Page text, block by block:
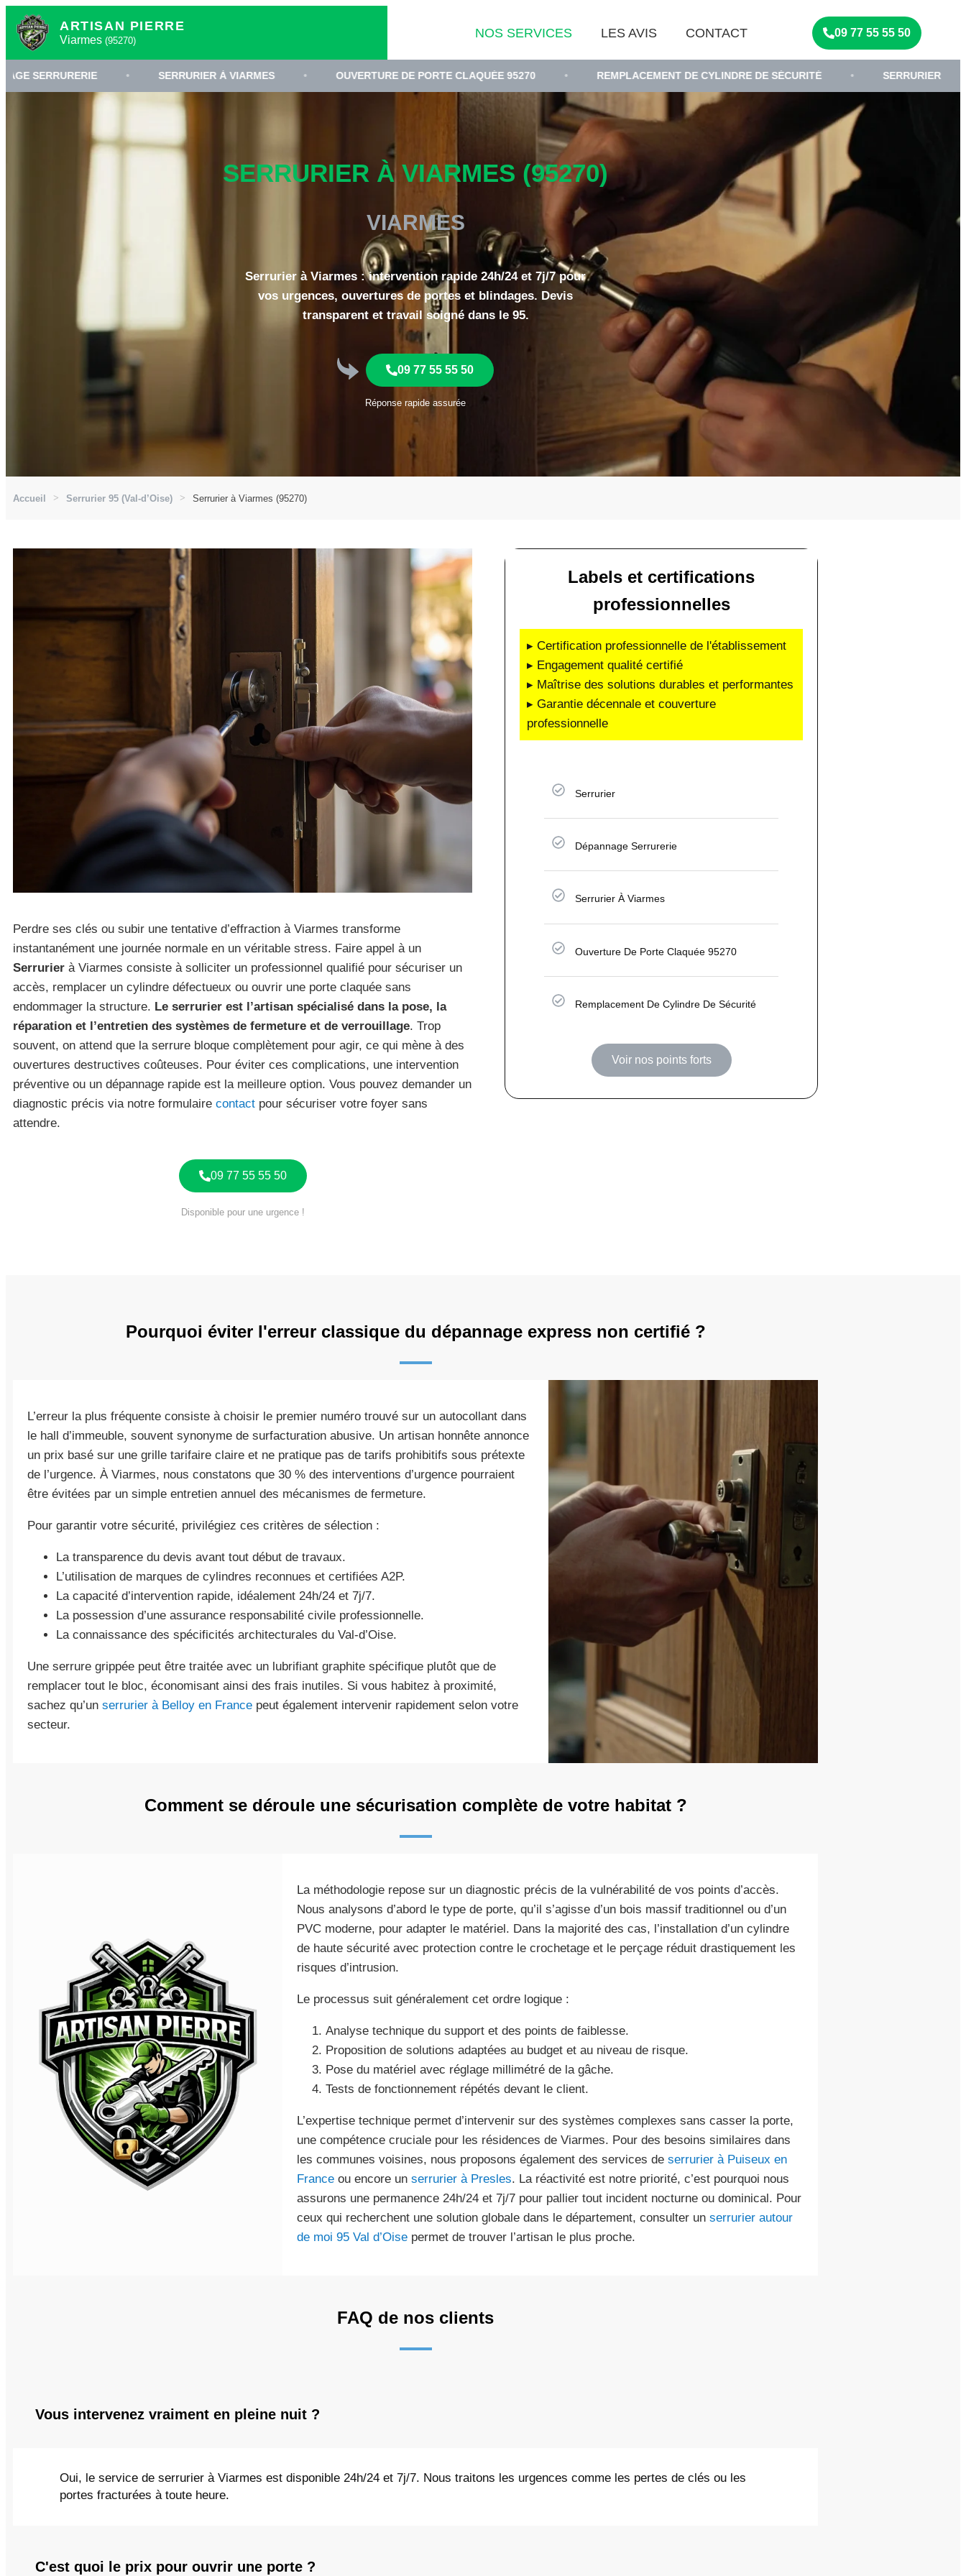
ARTISAN PIERRE
Viarmes (95270)
NOS SERVICES LES AVIS CONTACT 09 77 55 55 50
• SERRURIER À VIARMES • OUVERTURE DE PORTE CLAQUÉE 95270 • REMPLACEMENT DE CYLINDRE DE SÉCURITÉ • SERRURIER •
SERRURIER À VIARMES (95270)
VIARMES
Serrurier à Viarmes : intervention rapide 24h/24 et 7j/7 pour
vos urgences, ouvertures de portes et blindages. Devis
transparent et travail soigné dans le 95.
09 77 55 55 50
Réponse rapide assurée
Accueil Serrurier 95 (Val-d’Oise) Serrurier à Viarmes (95270)
Perdre ses clés ou subir une tentative d’effraction à Viarmes transforme
instantanément une journée normale en un véritable stress. Faire appel à un
Serrurier à Viarmes consiste à solliciter un professionnel qualifié pour sécuriser un
accès, remplacer un cylindre défectueux ou ouvrir une porte claquée sans
endommager la structure. Le serrurier est l’artisan spécialisé dans la pose, la
réparation et l’entretien des systèmes de fermeture et de verrouillage. Trop
souvent, on attend que la serrure bloque complètement pour agir, ce qui mène à des
ouvertures destructives coûteuses. Pour éviter ces complications, une intervention
préventive ou un dépannage rapide est la meilleure option. Vous pouvez demander un
diagnostic précis via notre formulaire contact pour sécuriser votre foyer sans
attendre.
09 77 55 55 50
Disponible pour une urgence !
Labels et certifications
professionnelles
▸ Certification professionnelle de l'établissement
▸ Engagement qualité certifié
▸ Maîtrise des solutions durables et performantes
▸ Garantie décennale et couverture
professionnelle
Serrurier
Dépannage Serrurerie
Serrurier À Viarmes
Ouverture De Porte Claquée 95270
Remplacement De Cylindre De Sécurité
Voir nos points forts
Pourquoi éviter l'erreur classique du dépannage express non certifié ?
L’erreur la plus fréquente consiste à choisir le premier numéro trouvé sur un autocollant dans
le hall d’immeuble, souvent synonyme de surfacturation abusive. Un artisan honnête annonce
un prix basé sur une grille tarifaire claire et ne pratique pas de tarifs prohibitifs sous prétexte
de l’urgence. À Viarmes, nous constatons que 30 % des interventions d’urgence pourraient
être évitées par un simple entretien annuel des mécanismes de fermeture.
Pour garantir votre sécurité, privilégiez ces critères de sélection :
La transparence du devis avant tout début de travaux.
L’utilisation de marques de cylindres reconnues et certifiées A2P.
La capacité d’intervention rapide, idéalement 24h/24 et 7j/7.
La possession d’une assurance responsabilité civile professionnelle.
La connaissance des spécificités architecturales du Val-d’Oise.
Une serrure grippée peut être traitée avec un lubrifiant graphite spécifique plutôt que de
remplacer tout le bloc, économisant ainsi des frais inutiles. Si vous habitez à proximité,
sachez qu’un serrurier à Belloy en France peut également intervenir rapidement selon votre
secteur.
Comment se déroule une sécurisation complète de votre habitat ?
La méthodologie repose sur un diagnostic précis de la vulnérabilité de vos points d’accès.
Nous analysons d’abord le type de porte, qu’il s’agisse d’un bois massif traditionnel ou d’un
PVC moderne, pour adapter le matériel. Dans la majorité des cas, l’installation d’un cylindre
de haute sécurité avec protection contre le crochetage et le perçage réduit drastiquement les
risques d’intrusion.
Le processus suit généralement cet ordre logique :
Analyse technique du support et des points de faiblesse.
Proposition de solutions adaptées au budget et au niveau de risque.
Pose du matériel avec réglage millimétré de la gâche.
Tests de fonctionnement répétés devant le client.
L’expertise technique permet d’intervenir sur des systèmes complexes sans casser la porte,
une compétence cruciale pour les résidences de Viarmes. Pour des besoins similaires dans
les communes voisines, nous proposons également des services de serrurier à Puiseux en
Franceou encore un serrurier à Presles. La réactivité est notre priorité, c’est pourquoi nous
assurons une permanence 24h/24 et 7j/7 pour pallier tout incident nocturne ou dominical. Pour
ceux qui recherchent une solution globale dans le département, consulter un serrurier autour
de moi 95 Val d’Oisepermet de trouver l’artisan le plus proche.
FAQ de nos clients
Vous intervenez vraiment en pleine nuit ?
Oui, le service de serrurier à Viarmes est disponible 24h/24 et 7j/7. Nous traitons les urgences comme les pertes de clés ou les
portes fracturées à toute heure.
C'est quoi le prix pour ouvrir une porte ?